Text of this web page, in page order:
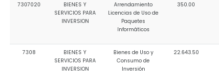
7307020
BIENES Y
SERVICIOS PARA
INVERSION
Arrendamiento
Licencias de Uso de
Paquetes
Informáticos
350.00
7308
BIENES Y
SERVICIOS PARA
INVERSION
Bienes de Uso y
Consumo de
Inversión
22.643.50